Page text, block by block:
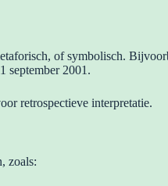
of symbolisch.
september 2001.
retrospectieve interpretatie.
zoals: